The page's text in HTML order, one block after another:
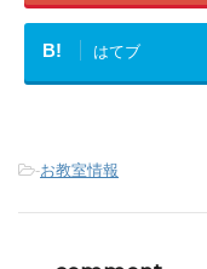
B! はてブ
-お教室情報